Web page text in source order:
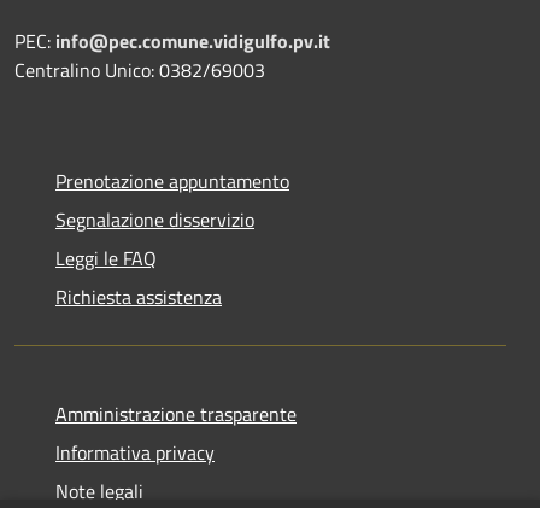
PEC: info@pec.comune.vidigulfo.pv.it
Centralino Unico: 0382/69003
Prenotazione appuntamento
Segnalazione disservizio
Leggi le FAQ
Richiesta assistenza
Amministrazione trasparente
Informativa privacy
Note legali